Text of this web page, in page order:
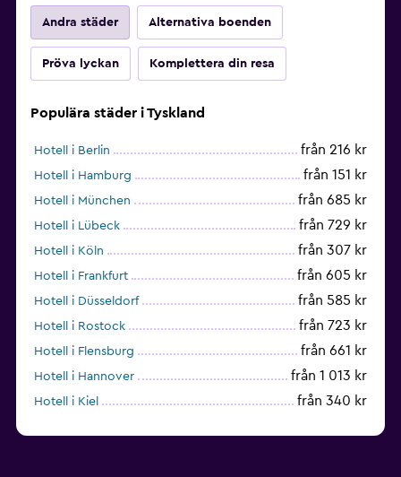
Andra städer Alternativa boenden
Pröva lyckan Komplettera din resa
Populära städer i Tyskland
Hotell i Berlin från 216 kr
Hotell i Hamburg från 151 kr
Hotell i München från 685 kr
Hotell i Lübeck från 729 kr
Hotell i Köln från 307 kr
Hotell i Frankfurt från 605 kr
Hotell i Düsseldorf från 585 kr
Hotell i Rostock från 723 kr
Hotell i Flensburg från 661 kr
Hotell i Hannover från 1 013 kr
Hotell i Kiel från 340 kr